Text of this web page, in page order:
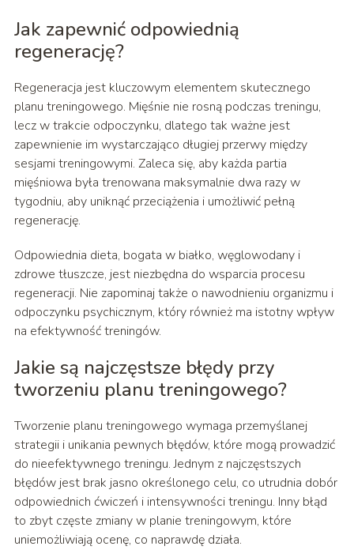
Jak zapewnić odpowiednią
regenerację?
Regeneracja jest kluczowym elementem skutecznego
planu treningowego. Mięśnie nie rosną podczas treningu,
lecz w trakcie odpoczynku, dlatego tak ważne jest
zapewnienie im wystarczająco długiej przerwy między
sesjami treningowymi. Zaleca się, aby każda partia
mięśniowa była trenowana maksymalnie dwa razy w
tygodniu, aby uniknąć przeciążenia i umożliwić pełną
regenerację.
Odpowiednia dieta, bogata w białko, węglowodany i
zdrowe tłuszcze, jest niezbędna do wsparcia procesu
regeneracji. Nie zapominaj także o nawodnieniu organizmu i
odpoczynku psychicznym, który również ma istotny wpływ
na efektywność treningów.
Jakie są najczęstsze błędy przy
tworzeniu planu treningowego?
Tworzenie planu treningowego wymaga przemyślanej
strategii i unikania pewnych błędów, które mogą prowadzić
do nieefektywnego treningu. Jednym z najczęstszych
błędów jest brak jasno określonego celu, co utrudnia dobór
odpowiednich ćwiczeń i intensywności treningu. Inny błąd
to zbyt częste zmiany w planie treningowym, które
uniemożliwiają ocenę, co naprawdę działa.